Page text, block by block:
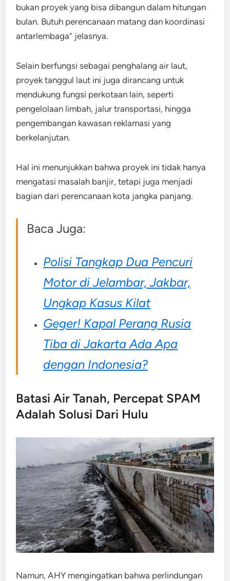
bukan proyek yang bisa dibangun dalam hitungan
bulan. Butuh perencanaan matang dan koordinasi
antarlembaga” jelasnya.
Selain berfungsi sebagai penghalang air laut,
proyek tanggul laut ini juga dirancang untuk
mendukung fungsi perkotaan lain, seperti
pengelolaan limbah, jalur transportasi, hingga
pengembangan kawasan reklamasi yang
berkelanjutan.
Hal ini menunjukkan bahwa proyek ini tidak hanya
mengatasi masalah banjir, tetapi juga menjadi
bagian dari perencanaan kota jangka panjang.
Baca Juga:
Polisi Tangkap Dua Pencuri
Motor di Jelambar, Jakbar,
Ungkap Kasus Kilat
Geger! Kapal Perang Rusia
Tiba di Jakarta Ada Apa
dengan Indonesia?
Batasi Air Tanah, Percepat SPAM
Adalah Solusi Dari Hulu
Namun, AHY mengingatkan bahwa perlindungan